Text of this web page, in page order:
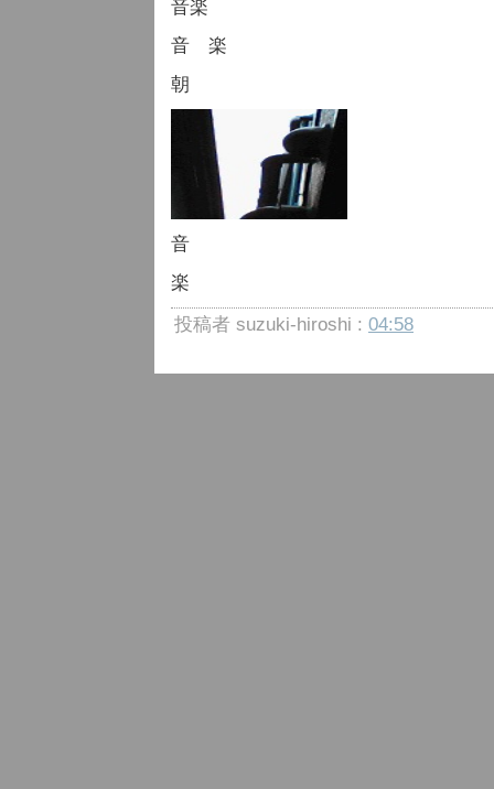
音楽
音 楽
朝
音
楽
投稿者 suzuki-hiroshi : 04:58